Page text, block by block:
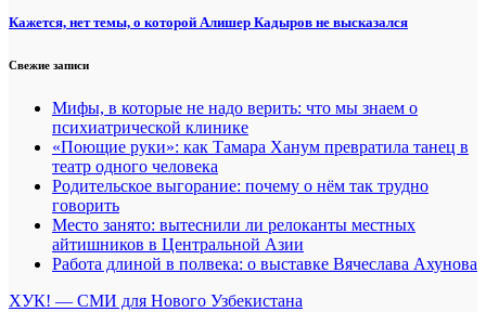
Кажется, нет темы, о которой Алишер Кадыров не высказался
Свежие записи
Мифы, в которые не надо верить: что мы знаем о
психиатрической клинике
«Поющие руки»: как Тамара Ханум превратила танец в
театр одного человека
Родительское выгорание: почему о нём так трудно
говорить
Место занято: вытеснили ли релоканты местных
айтишников в Центральной Азии
Работа длиной в полвека: о выставке Вячеслава Ахунова
ХУК! — СМИ для Нового Узбекистана